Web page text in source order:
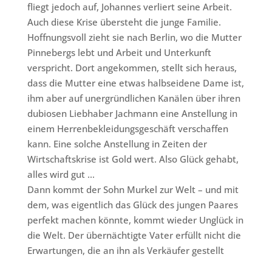
fliegt jedoch auf, Johannes verliert seine Arbeit.
Auch diese Krise übersteht die junge Familie.
Hoffnungsvoll zieht sie nach Berlin, wo die Mutter
Pinnebergs lebt und Arbeit und Unterkunft
verspricht. Dort angekommen, stellt sich heraus,
dass die Mutter eine etwas halbseidene Dame ist,
ihm aber auf unergründlichen Kanälen über ihren
dubiosen Liebhaber Jachmann eine Anstellung in
einem Herrenbekleidungsgeschäft verschaffen
kann. Eine solche Anstellung in Zeiten der
Wirtschaftskrise ist Gold wert. Also Glück gehabt,
alles wird gut …
Dann kommt der Sohn Murkel zur Welt – und mit
dem, was eigentlich das Glück des jungen Paares
perfekt machen könnte, kommt wieder Unglück in
die Welt. Der übernächtigte Vater erfüllt nicht die
Erwartungen, die an ihn als Verkäufer gestellt